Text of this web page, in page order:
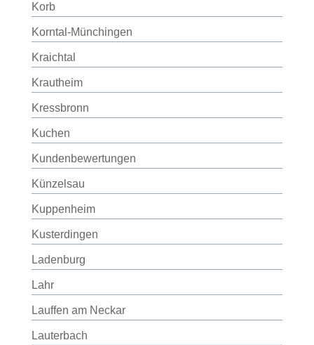
Korb
Korntal-Münchingen
Kraichtal
Krautheim
Kressbronn
Kuchen
Kundenbewertungen
Künzelsau
Kuppenheim
Kusterdingen
Ladenburg
Lahr
Lauffen am Neckar
Lauterbach